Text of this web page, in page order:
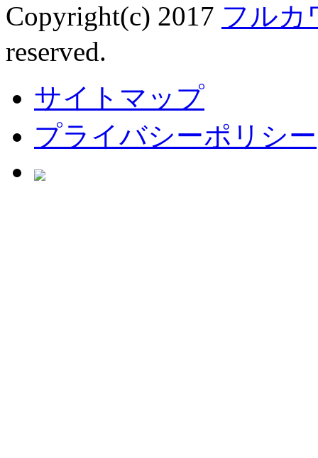
Copyright(c) 2017 フルカ
reserved.
サイトマップ
プライバシーポリシー